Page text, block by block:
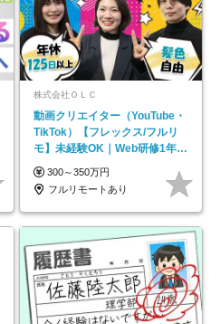
株式会社ＯＬＣ
動画クリエイター（YouTube・
TikTok）【フレックス/フルリ
モ】未経験OK｜Web研修1年間
｜副業OK
300～350万円
フルリモートあり